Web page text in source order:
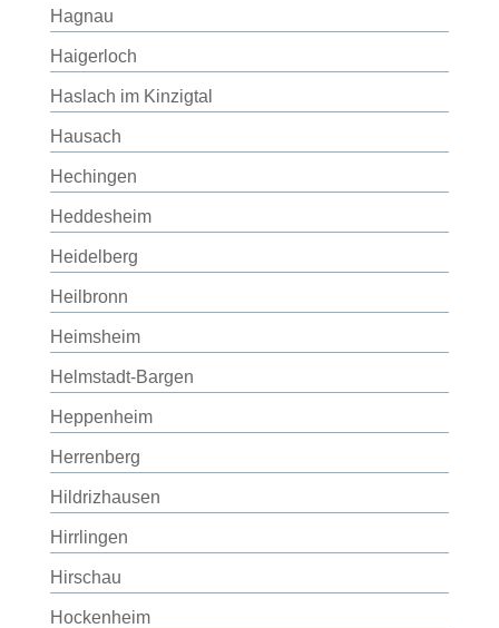
Hagnau
Haigerloch
Haslach im Kinzigtal
Hausach
Hechingen
Heddesheim
Heidelberg
Heilbronn
Heimsheim
Helmstadt-Bargen
Heppenheim
Herrenberg
Hildrizhausen
Hirrlingen
Hirschau
Hockenheim